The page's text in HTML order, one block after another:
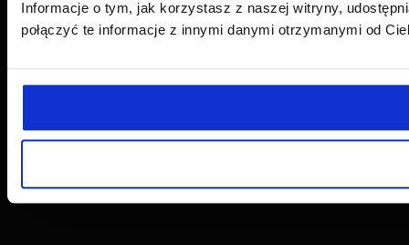
Informacje o tym, jak korzystasz z naszej witryny,
połączyć te informacje z innymi danymi otrzymanymi od